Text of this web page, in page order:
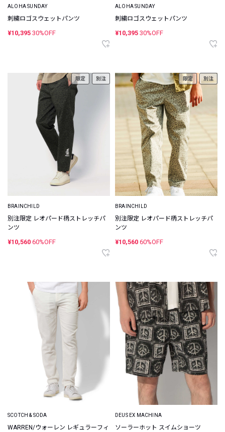
ALOHA SUNDAY
刺繍ロゴスウェットパンツ
¥10,395 30%OFF
ALOHA SUNDAY
刺繍ロゴスウェットパンツ
¥10,395 30%OFF
限定 別注
BRAINCHILD
別注限定 レオパード柄ストレッチパ
ンツ
¥10,560 60%OFF
限定 別注
BRAINCHILD
別注限定 レオパード柄ストレッチパ
ンツ
¥10,560 60%OFF
SCOTCH & SODA
WARREN/ウォーレン レギュラーフィ
DEUS EX MACHINA
ソーラーホット スイムショーツ